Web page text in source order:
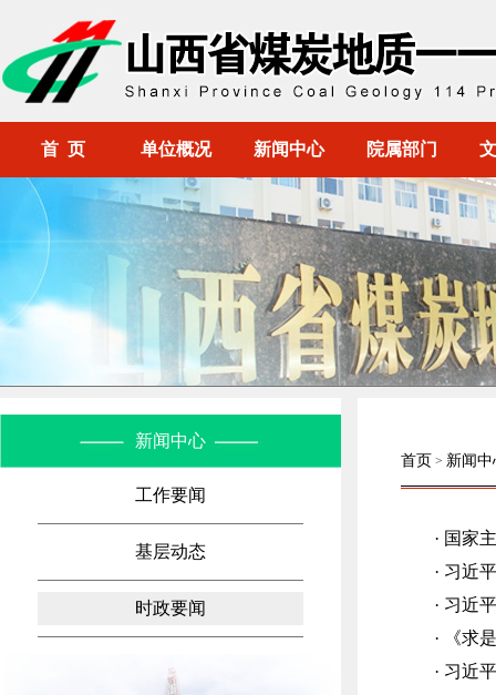
首 页 单位概况 新闻中心 院属部门
新闻中心
工作要闻
基层动态
时政要闻
首页 > 新闻中
· 国家
· 习近
· 习近
· 《求
· 习近